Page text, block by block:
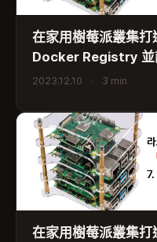
在家用樹莓派叢集
Docker Registry 並
2023.12.10 3 min
在家用樹莓派叢集